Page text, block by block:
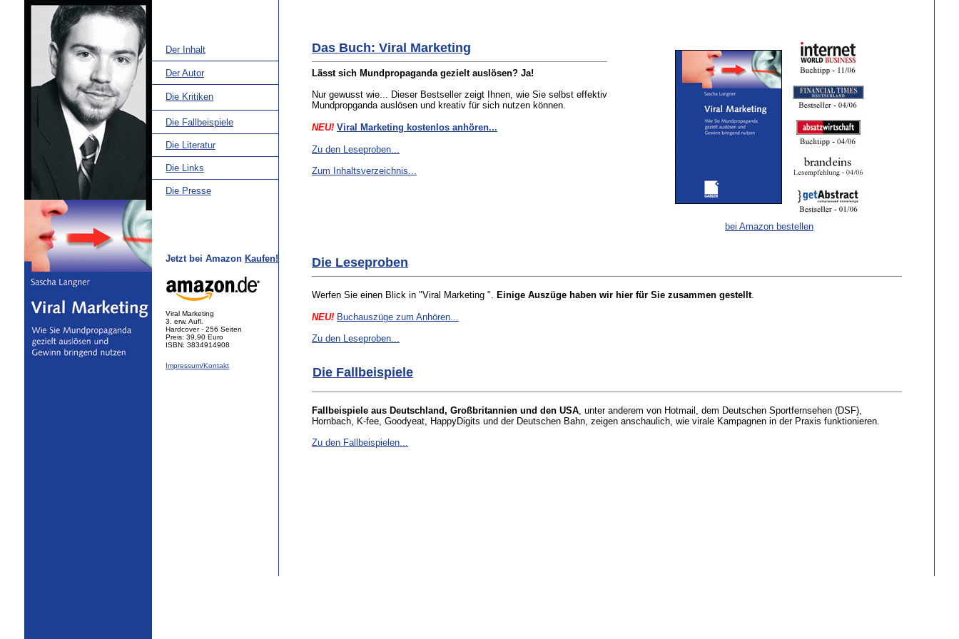
Das Buch: Viral Marketing
Lässt sich Mundpropaganda gezielt auslösen? Ja!
Nur gewusst wie... Dieser Bestseller zeigt Ihnen, wie Sie selbst effektiv
Mundpropganda auslösen und kreativ für sich nutzen können.
NEU! Viral Marketing kostenlos anhören...
Zu den Leseproben...
Zum Inhaltsverzeichnis...
bei Amazon bestellen
Die Leseproben
Werfen Sie einen Blick in "Viral Marketing ". Einige Auszüge haben wir hier für Sie zusammen gestellt.
NEU! Buchauszüge zum Anhören...
Zu den Leseproben...
Die Fallbeispiele
Fallbeispiele aus Deutschland, Großbritannien und den USA, unter anderem von Hotmail, dem Deutschen Sportfernsehen (DSF),
Hornbach, K-fee, Goodyeat, HappyDigits und der Deutschen Bahn, zeigen anschaulich, wie virale Kampagnen in der Praxis funktionieren.
Zu den Fallbeispielen...
Der Inhalt
Der Autor
Die Kritiken
Die Fallbeispiele
Die Literatur
Die Links
Die Presse
Jetzt bei Amazon Kaufen!
Viral Marketing
3. erw. Aufl.
Hardcover - 256 Seiten
Preis: 39,90 Euro
ISBN: 3834914908
Impressum/Kontakt